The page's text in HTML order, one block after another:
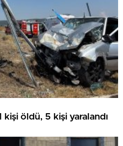
kişi öldü, 5 kişi yaralandı